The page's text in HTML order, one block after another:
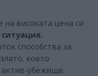
високата цена си
способства за
което
убежище.